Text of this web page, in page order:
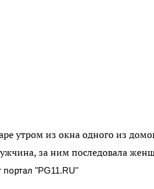
утром из окна одного из
за ним последовала
"PG11.RU"